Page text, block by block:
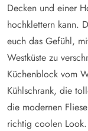
Decken und einer
hochklettern kann.
euch das Gefühl,
Westküste zu
Küchenblock vom
Kühlschrank, die
die modernen
richtig coolen